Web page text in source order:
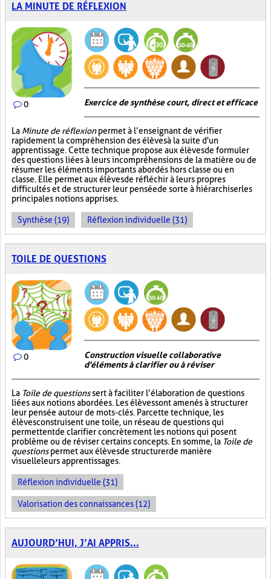
LA MINUTE DE RÉFLEXION
0 Exercice de synthèse court, direct et efficace
La Minute de réflexionpermet à l’enseignant de vérifier
rapidement la compréhension des élèves à la suite d'un
apprentissage. Cette technique propose aux élèves de formuler
des questions liées à leurs incompréhensions de la matière ou de
résumer les éléments importants abordés hors classe ou en
classe. Elle permet aux élèves de réfléchir à leurs propres
difficultés et de structurer leur pensée de sorte à hiérarchiser les
principales notions apprises.
Synthèse (19) Réflexion individuelle (31)
TOILE DE QUESTIONS
0
Construction visuelle collaborative
d'éléments à clarifier ou à réviser
La Toile de questionssert à faciliter l’élaboration de questions
liées aux notions abordées. Les élèves sont amenés à structurer
leur pensée autour de mots-clés. Par cette technique, les
élèves construisent une toile, un réseau de questions qui
permettent de clarifier concrètement les notions qui posent
problème ou de réviser certains concepts. En somme, la Toile de
questionspermet aux élèves de structurer de manière
visuelle leurs apprentissages.
Réflexion individuelle (31)
Valorisation des connaissances (12)
AUJOURD’HUI, J’AI APPRIS...